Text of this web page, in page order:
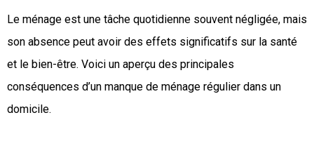
Le ménage est une tâche quotidienne souvent négligée, mais
son absence peut avoir des effets significatifs sur la santé
et le bien-être. Voici un aperçu des principales
conséquences d’un manque de ménage régulier dans un
domicile.